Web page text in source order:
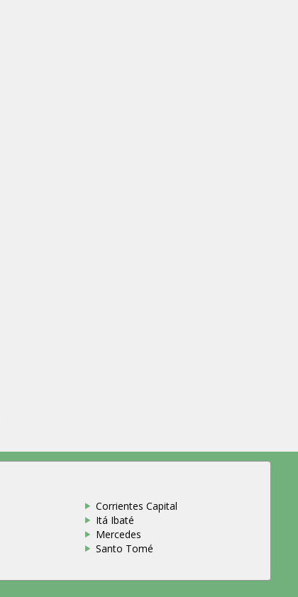
Corrientes Capital
Itá Ibaté
Mercedes
Santo Tomé